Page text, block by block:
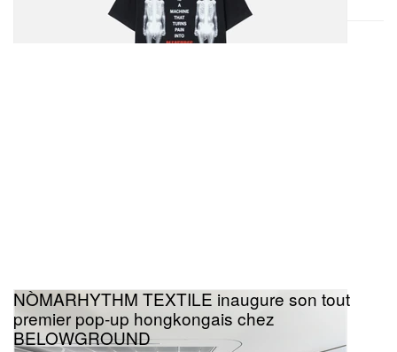
NÒMARHYTHM TEXTILE inaugure son tout
premier pop‑up hongkongais chez
BELOWGROUND